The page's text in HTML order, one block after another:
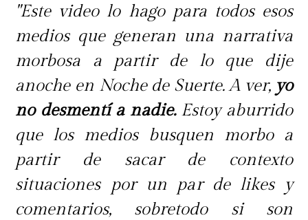
"Este video lo hago para todos esos
medios que generan una narrativa
morbosa a partir de lo que dije
anoche en Noche de Suerte. A ver, yo
no desmentí a nadie.Estoy aburrido
que los medios busquen morbo a
partir de sacar de contexto
situaciones por un par de likes y
comentarios, sobretodo si son